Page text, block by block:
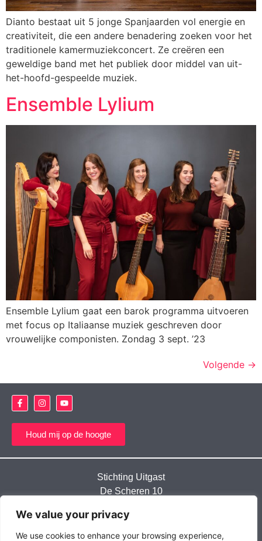
We value your privacy
We use cookies to enhance your browsing experience,
Dianto bestaat uit 5 jonge Spanjaarden vol energie en
creativiteit, die een andere benadering zoeken voor het
traditionele kamermuziekconcert. Ze creëren een
geweldige band met het publiek door middel van uit-
het-hoofd-gespeelde muziek.
Ensemble Lylium
Ensemble Lylium gaat een barok programma uitvoeren
met focus op Italiaanse muziek geschreven door
vrouwelijke componisten. Zondag 3 sept. ’23
Volgende →
Houd mij op de hoogte
Stichting Uitgast
De Scheren 10